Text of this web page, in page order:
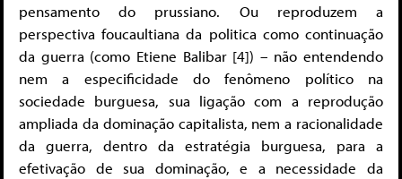
pensamento do prussiano. Ou reproduzem a
perspectiva foucaultiana da politica como continuação
da guerra (como Etiene Balibar [4]) – não entendendo
nem a especificidade do fenômeno político na
sociedade burguesa, sua ligação com a reprodução
ampliada da dominação capitalista, nem a racionalidade
da guerra, dentro da estratégia burguesa, para a
efetivação de sua dominação, e a necessidade da